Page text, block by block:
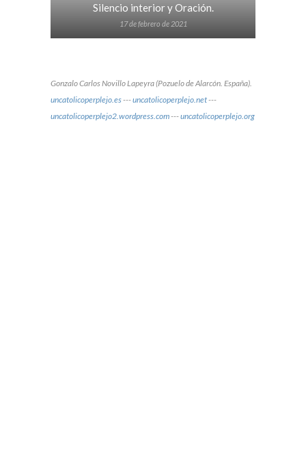
Silencio interior y Oración.
17 de febrero de 2021
Gonzalo Carlos Novillo Lapeyra (Pozuelo de Alarcón. España).
uncatolicoperplejo.es---uncatolicoperplejo.net---
uncatolicoperplejo2.wordpress.com---uncatolicoperplejo.org